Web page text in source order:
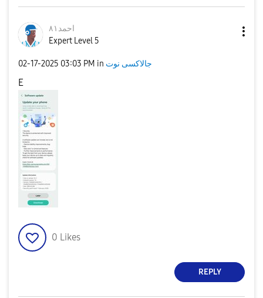
احمد٨١
Expert Level 5
‎02-17-2025 03:03 PM in جالاكسى نوت
E
0 Likes
REPLY